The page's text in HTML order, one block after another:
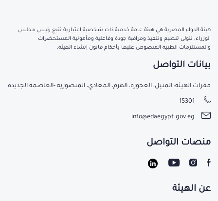
هيئة الدواء المصرية هي هيئة عامة خدمية ذات شخصية اعتبارية تتبع رئيس مجلس
الوزراء، تتولى تنظيم وتنفيذ ومراقبة جودة وفاعلية ومأمونية المستحضرات
والمستلزمات الطبية المنصوص عليها بأحكام قانون إنشاء الهيئة.
عن الهيئة
بيانات التواصل
مقرات الهيئة: المنيل، العجوزة، الهرم، المعادي، المنصورية -العاصمة الجديدة
15301
info@edaegypt.gov.eg
منصات التواصل